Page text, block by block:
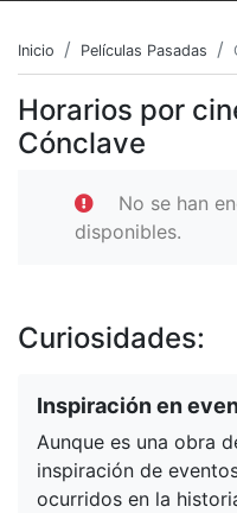
Inicio Películas Pasadas
Horarios por
Cónclave
No se han
disponibles.
Curiosidades:
Inspiración en
Aunque es una obra
inspiración de
ocurridos en la